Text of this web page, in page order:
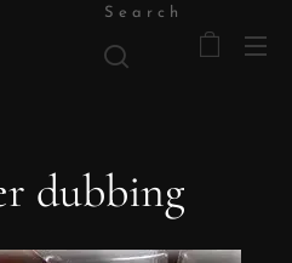
Search
dubbing